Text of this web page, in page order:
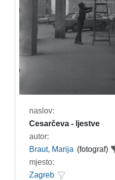
naslov:
Cesarčeva - ljestve
autor:
Braut, Marija (fotograf)
mjesto:
Zagreb